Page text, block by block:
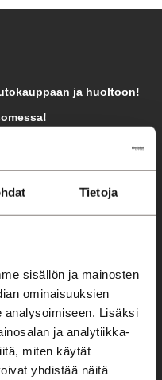
Tietoja
sisällön ja mainosten
ominaisuuksien
analysoimiseen. Lisäksi
ja analytiikka-
miten käytät
yhdistää näitä
ja huoltoon!